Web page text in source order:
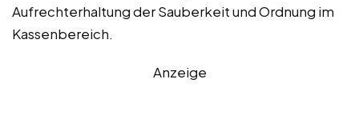
Aufrechterhaltung der Sauberkeit und Ordnung im
Kassenbereich.
Anzeige